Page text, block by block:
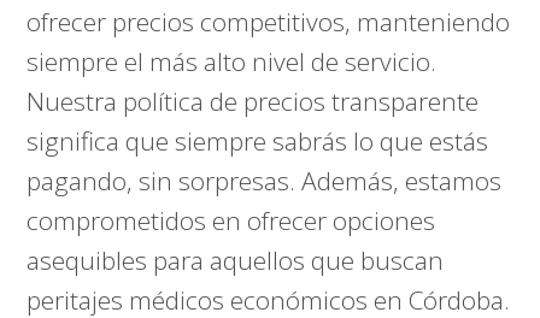
ofrecer precios competitivos, manteniendo
siempre el más alto nivel de servicio.
Nuestra política de precios transparente
significa que siempre sabrás lo que estás
pagando, sin sorpresas. Además, estamos
comprometidos en ofrecer opciones
asequibles para aquellos que buscan
peritajes médicos económicos en Córdoba.